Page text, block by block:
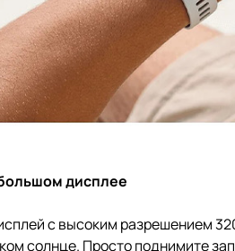
дисплее
с высоким разрешением
солнце. Просто поднимите